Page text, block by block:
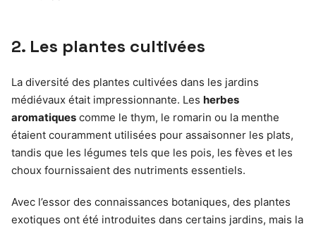
2. Les plantes cultivées
La diversité des plantes cultivées dans les jardins
médiévaux était impressionnante. Les herbes
aromatiques comme le thym, le romarin ou la menthe
étaient couramment utilisées pour assaisonner les plats,
tandis que les légumes tels que les pois, les fèves et les
choux fournissaient des nutriments essentiels.
Avec l’essor des connaissances botaniques, des plantes
exotiques ont été introduites dans certains jardins, mais la